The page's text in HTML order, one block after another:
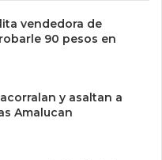
vendedora de
90 pesos en
y asaltan a
Amalucan